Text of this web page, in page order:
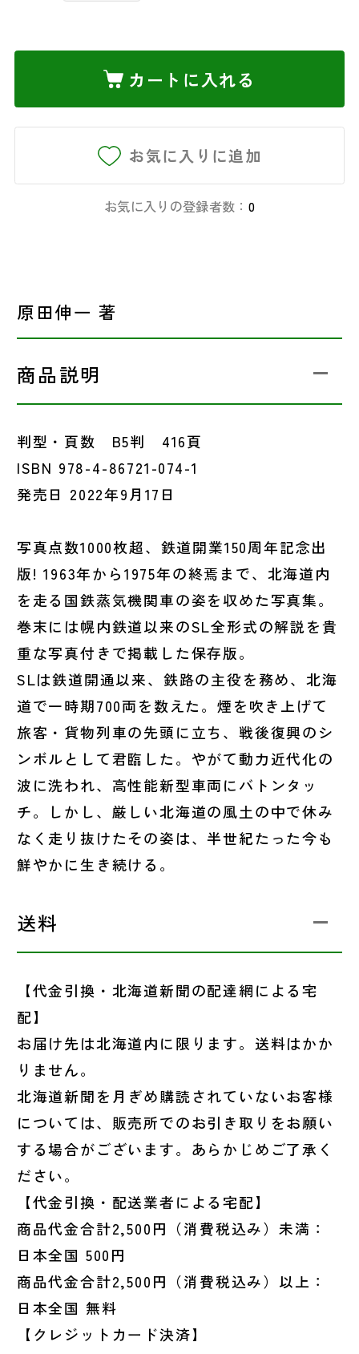
カートに入れる
お気に入りに追加
お気に入りの登録者数： 0
原田伸一 著
商品説明
判型・頁数 B5判 416頁
ISBN 978-4-86721-074-1
発売日 2022年9月17日
写真点数1000枚超、鉄道開業150周年記念出
版! 1963年から1975年の終焉まで、北海道内
を走る国鉄蒸気機関車の姿を収めた写真集。
巻末には幌内鉄道以来のSL全形式の解説を貴
重な写真付きで掲載した保存版。
SLは鉄道開通以来、鉄路の主役を務め、北海
道で一時期700両を数えた。煙を吹き上げて
旅客・貨物列車の先頭に立ち、戦後復興のシ
ンボルとして君臨した。やがて動力近代化の
波に洗われ、高性能新型車両にバトンタッ
チ。しかし、厳しい北海道の風土の中で休み
なく走り抜けたその姿は、半世紀たった今も
鮮やかに生き続ける。
送料
【代金引換・北海道新聞の配達網による宅
配】
お届け先は北海道内に限ります。送料はかか
りません。
北海道新聞を月ぎめ購読されていないお客様
については、販売所でのお引き取りをお願い
する場合がございます。あらかじめご了承く
ださい。
【代金引換・配送業者による宅配】
商品代金合計2,500円（消費税込み）未満：
日本全国 500円
商品代金合計2,500円（消費税込み）以上：
日本全国 無料
【クレジットカード決済】